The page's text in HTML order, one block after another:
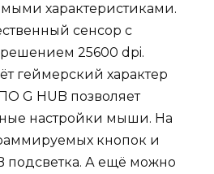
характеристиками.
сенсор с
25600 dpi.
геймерский характер
G HUB позволяет
настройки мыши. На
кнопок и
подсветка. А ещё можно